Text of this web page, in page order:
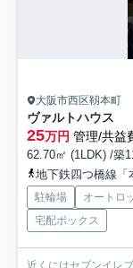
大阪市西区靱本町
ヴァルトハウス
25万円 管理/共益
62.70㎡ (1LDK) /築
地下鉄四つ橋線「
駐輪場 オートロ
宅配ボックス
近くにはセブンイレ